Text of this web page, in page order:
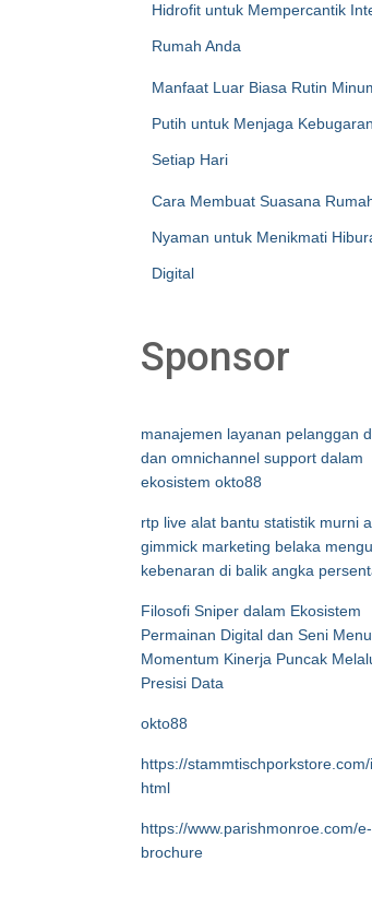
Hidrofit untuk Mempercantik
Rumah Anda
Manfaat Luar Biasa Rutin
Putih untuk Menjaga
Setiap Hari
Cara Membuat Suasana
Nyaman untuk Menikmati
Digital
Sponsor
manajemen layanan pelanggan
dan omnichannel support dalam
ekosistem okto88
rtp live alat bantu statistik murni
gimmick marketing belaka
kebenaran di balik angka
Filosofi Sniper dalam Ekosistem
Permainan Digital dan Seni
Momentum Kinerja Puncak
Presisi Data
okto88
https://stammtischporkstore.com/
html
https://www.parishmonroe.com/e-
brochure